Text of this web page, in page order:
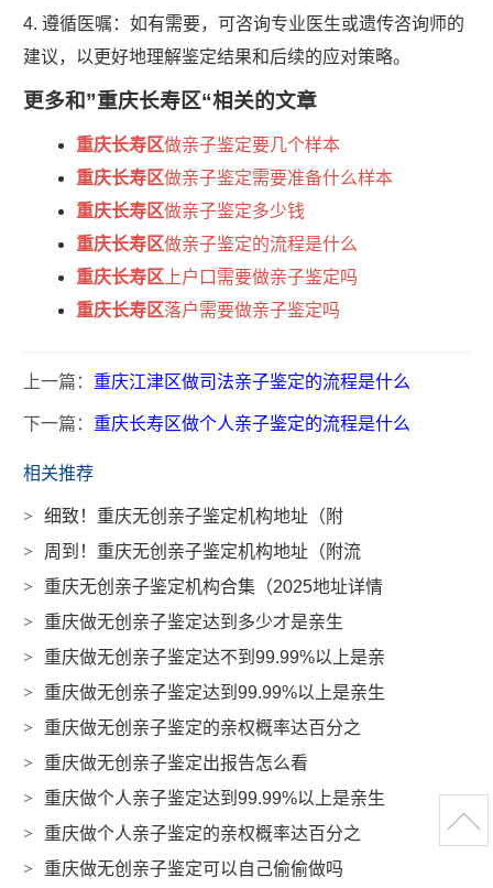
4. 遵循医嘱：如有需要，可咨询专业医生或遗传咨询师的
建议，以更好地理解鉴定结果和后续的应对策略。
更多和”重庆长寿区“相关的文章
重庆长寿区做亲子鉴定要几个样本
重庆长寿区做亲子鉴定需要准备什么样本
重庆长寿区做亲子鉴定多少钱
重庆长寿区做亲子鉴定的流程是什么
重庆长寿区 上户口需要做亲子鉴定吗
重庆长寿区落户需要做亲子鉴定吗
上一篇： 重庆江津区做司法亲子鉴定的流程是什么
下一篇： 重庆长寿区做个人亲子鉴定的流程是什么
相关推荐
>
细致！重庆无创亲子鉴定机构地址（附
>
周到！重庆无创亲子鉴定机构地址（附流
>
重庆无创亲子鉴定机构合集（2025地址详情
>
重庆做无创亲子鉴定达到多少才是亲生
>
重庆做无创亲子鉴定达不到99.99%以上是亲
>
重庆做无创亲子鉴定达到99.99%以上是亲生
>
重庆做无创亲子鉴定的亲权概率达百分之
>
重庆做无创亲子鉴定出报告怎么看
>
重庆做个人亲子鉴定达到99.99%以上是亲生
>
重庆做个人亲子鉴定的亲权概率达百分之
>
重庆做无创亲子鉴定可以自己偷偷做吗